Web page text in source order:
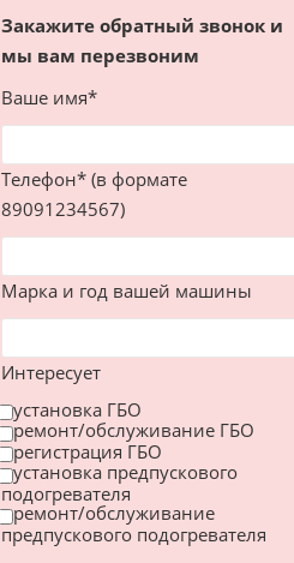
Закажите обратный звонок и
мы вам перезвоним
Ваше имя*
Телефон* (в формате
89091234567)
Марка и год вашей машины
Интересует
установка ГБО
ремонт/обслуживание ГБО
регистрация ГБО
установка предпускового
подогревателя
ремонт/обслуживание
предпускового подогревателя